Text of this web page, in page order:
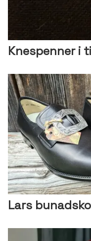
Knespenner i
Lars bunadsko